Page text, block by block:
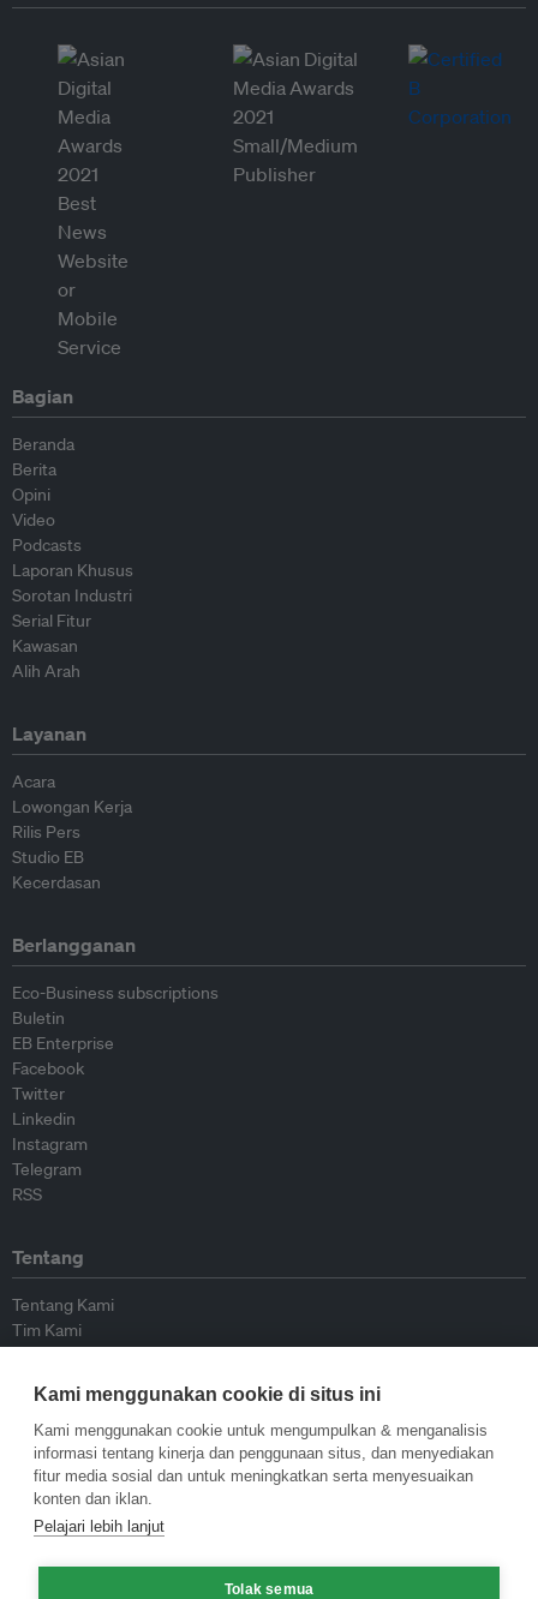
Bagian
Beranda
Berita
Opini
Video
Podcasts
Laporan Khusus
Sorotan Industri
Serial Fitur
Kawasan
Alih Arah
Layanan
Acara
Lowongan Kerja
Rilis Pers
Studio EB
Kecerdasan
Berlangganan
Eco-Business subscriptions
Buletin
EB Enterprise
Facebook
Twitter
Linkedin
Instagram
Telegram
RSS
Tentang
Tentang Kami
Tim Kami
Kontributor
Hubungi Kami
Kebijakan
Pedoman Penerbitan Ulang
Pedoman Op-ed
Kami menggunakan cookie di situs ini
Kami menggunakan cookie untuk mengumpulkan & menganalisis
informasi tentang kinerja dan penggunaan situs, dan menyediakan
fitur media sosial dan untuk meningkatkan serta menyesuaikan
konten dan iklan.
Pelajari lebih lanjut
Tolak semua